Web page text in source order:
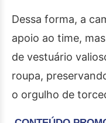
Dessa forma, a
apoio ao time,
de vestuário
roupa,
o orgulho de